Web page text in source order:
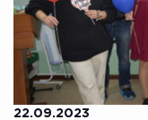
22.09.2023